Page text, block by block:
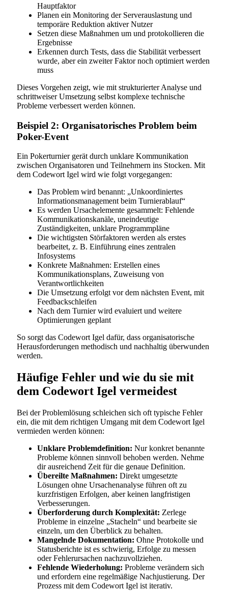
Hauptfaktor
Planen ein Monitoring der Serverauslastung und
temporäre Reduktion aktiver Nutzer
Setzen diese Maßnahmen um und protokollieren die
Ergebnisse
Erkennen durch Tests, dass die Stabilität verbessert
wurde, aber ein zweiter Faktor noch optimiert werden
muss
Dieses Vorgehen zeigt, wie mit strukturierter Analyse und
schrittweiser Umsetzung selbst komplexe technische
Probleme verbessert werden können.
Beispiel 2: Organisatorisches Problem beim
Poker-Event
Ein Pokerturnier gerät durch unklare Kommunikation
zwischen Organisatoren und Teilnehmern ins Stocken. Mit
dem Codewort Igel wird wie folgt vorgegangen:
Das Problem wird benannt: „Unkoordiniertes
Informationsmanagement beim Turnierablauf“
Es werden Ursachelemente gesammelt: Fehlende
Kommunikationskanäle, uneindeutige
Zuständigkeiten, unklare Programmpläne
Die wichtigsten Störfaktoren werden als erstes
bearbeitet, z. B. Einführung eines zentralen
Infosystems
Konkrete Maßnahmen: Erstellen eines
Kommunikationsplans, Zuweisung von
Verantwortlichkeiten
Die Umsetzung erfolgt vor dem nächsten Event, mit
Feedbackschleifen
Nach dem Turnier wird evaluiert und weitere
Optimierungen geplant
So sorgt das Codewort Igel dafür, dass organisatorische
Herausforderungen methodisch und nachhaltig überwunden
werden.
Häufige Fehler und wie du sie mit
dem Codewort Igel vermeidest
Bei der Problemlösung schleichen sich oft typische Fehler
ein, die mit dem richtigen Umgang mit dem Codewort Igel
vermieden werden können:
Unklare Problemdefinition: Nur konkret benannte
Probleme können sinnvoll behoben werden. Nehme
dir ausreichend Zeit für die genaue Definition.
Übereilte Maßnahmen: Direkt umgesetzte
Lösungen ohne Ursachenanalyse führen oft zu
kurzfristigen Erfolgen, aber keinen langfristigen
Verbesserungen.
Überforderung durch Komplexität: Zerlege
Probleme in einzelne „Stacheln“ und bearbeite sie
einzeln, um den Überblick zu behalten.
Mangelnde Dokumentation: Ohne Protokolle und
Statusberichte ist es schwierig, Erfolge zu messen
oder Fehlerursachen nachzuvollziehen.
Fehlende Wiederholung: Probleme verändern sich
und erfordern eine regelmäßige Nachjustierung. Der
Prozess mit dem Codewort Igel ist iterativ.